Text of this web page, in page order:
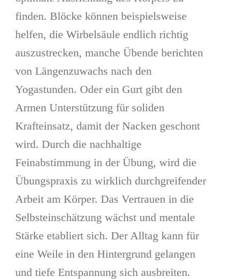
finden. Blöcke können beispielsweise
helfen, die Wirbelsäule endlich richtig
auszustrecken, manche Übende berichten
von Längenzuwachs nach den
Yogastunden. Oder ein Gurt gibt den
Armen Unterstützung für soliden
Krafteinsatz, damit der Nacken geschont
wird. Durch die nachhaltige
Feinabstimmung in der Übung, wird die
Übungspraxis zu wirklich durchgreifender
Arbeit am Körper. Das Vertrauen in die
Selbsteinschätzung wächst und mentale
Stärke etabliert sich. Der Alltag kann für
eine Weile in den Hintergrund gelangen
und tiefe Entspannung sich ausbreiten.